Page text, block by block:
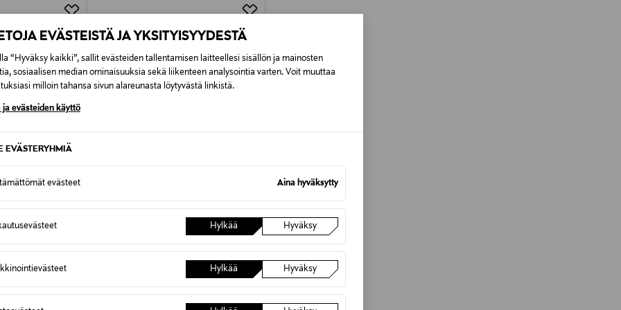
EVÄSTEISTÄ JA YKSITYISYYDESTÄ
“Hyväksy kaikki”, sallit evästeiden tallentamisen laitteellesi sisällön ja mainosten
sosiaalisen median ominaisuuksia sekä liikenteen analysointia varten. Voit muuttaa
milloin tahansa sivun alareunasta löytyvästä linkistä.
ja evästeiden käyttö
EVÄSTERYHMIÄ
evästeet Aina hyväksytty
Hylkää Hyväksy
Hylkää Hyväksy
Alk. 6,90 €, kun toimitus on saatavilla valittuun osoitteeseen.
New York
ETUKUPONKITUOTE
NEW ERA
Outline Camo 9Forty New York
Original Price
37,90 €